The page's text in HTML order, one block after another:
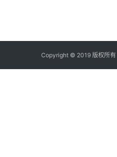
Copyright © 2019 版权所有